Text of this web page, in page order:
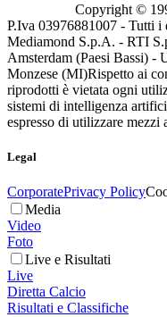
Copyright ©
P.Iva 03976881007 - Tutti
Mediamond S.p.A. - RTI
Amsterdam (Paesi Bassi)
Monzese (MI)Rispetto ai
riprodotti è vietata ogni
sistemi di intelligenza
espresso di utilizzare mezzi
Legal
CorporatePrivacy Policy
Media
Video
Foto
Live e Risultati
Live
Diretta Calcio
Risultati e Classifiche